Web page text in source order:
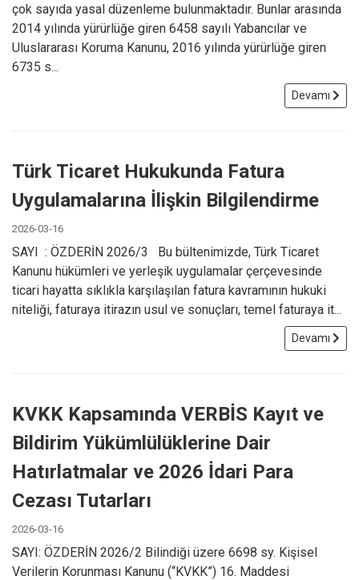
çok sayıda yasal düzenleme bulunmaktadır. Bunlar arasında
2014 yılında yürürlüğe giren 6458 sayılı Yabancılar ve
Uluslararası Koruma Kanunu, 2016 yılında yürürlüğe giren
6735 s...
Devamı
Türk Ticaret Hukukunda Fatura
Uygulamalarına İlişkin Bilgilendirme
2026-03-16
SAYI : ÖZDERİN 2026/3 Bu bültenimizde, Türk Ticaret
Kanunu hükümleri ve yerleşik uygulamalar çerçevesinde
ticari hayatta sıklıkla karşılaşılan fatura kavramının hukuki
niteliği, faturaya itirazın usul ve sonuçları, temel faturaya it...
Devamı
KVKK Kapsamında VERBİS Kayıt ve
Bildirim Yükümlülüklerine Dair
Hatırlatmalar ve 2026 İdari Para
Cezası Tutarları
2026-03-16
SAYI: ÖZDERİN 2026/2 Bilindiği üzere 6698 sy. Kişisel
Verilerin Korunması Kanunu (“KVKK”) 16. Maddesi